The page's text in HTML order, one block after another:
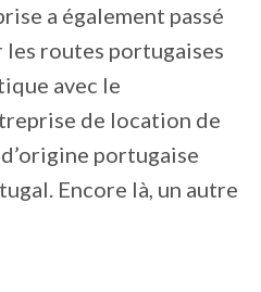
a également passé
routes portugaises
avec le
de location de
portugaise
Encore là, un autre